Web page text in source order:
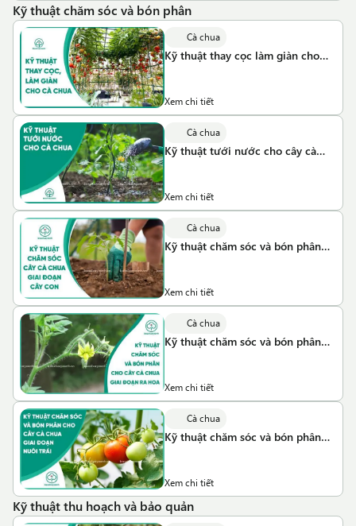
Kỹ thuật chăm sóc và bón phân
Cà chua
Kỹ thuật thay cọc làm giàn cho
Xem chi tiết
Cà chua
Kỹ thuật tưới nước cho cây cà
Xem chi tiết
Cà chua
Kỹ thuật chăm sóc và bón phân
Xem chi tiết
Cà chua
Kỹ thuật chăm sóc và bón phân
Xem chi tiết
Cà chua
Kỹ thuật chăm sóc và bón phân
Xem chi tiết
Kỹ thuật thu hoạch và bảo quản